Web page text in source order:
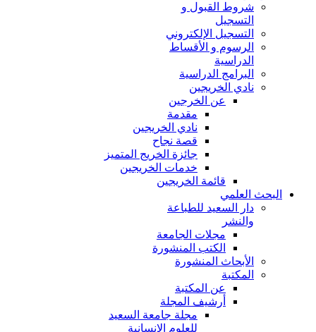
شروط القبول و
التسجيل
التسجيل الإلكتروني
الرسوم و الأقساط
الدراسية
البرامج الدراسية
نادي الخريجين
عن الخرجين
مقدمة
نادي الخريجين
قصة نجاح
جائزة الخريج المتميز
خدمات الخريجين
قائمة الخريجين
البحث العلمي
دار السعيد للطباعة
والنشر
مجلات الجامعة
الكتب المنشورة
الأبحاث المنشورة
المكتبة
عن المكتبة
أرشيف المجلة
مجلة جامعة السعيد
للعلوم الإنسانية